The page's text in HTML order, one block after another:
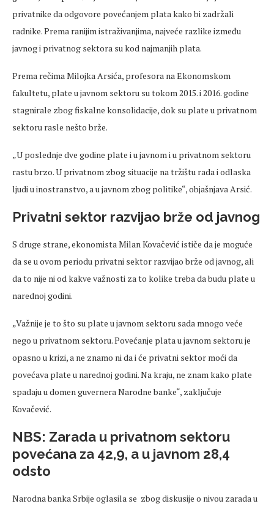
privatnike da odgovore povećanjem plata kako bi zadržali
radnike. Prema ranijim istraživanjima, najveće razlike između
javnog i privatnog sektora su kod najmanjih plata.
Prema rečima Milojka Arsića, profesora na Ekonomskom
fakultetu, plate u javnom sektoru su tokom 2015. i 2016. godine
stagnirale zbog fiskalne konsolidacije, dok su plate u privatnom
sektoru rasle nešto brže.
„U poslednje dve godine plate i u javnom i u privatnom sektoru
rastu brzo. U privatnom zbog situacije na tržištu rada i odlaska
ljudi u inostranstvo, a u javnom zbog politike“, objašnjava Arsić.
Privatni sektor razvijao brže od javnog
S druge strane, ekonomista Milan Kovačević ističe da je moguće
da se u ovom periodu privatni sektor razvijao brže od javnog, ali
da to nije ni od kakve važnosti za to kolike treba da budu plate u
narednoj godini.
„Važnije je to što su plate u javnom sektoru sada mnogo veće
nego u privatnom sektoru. Povećanje plata u javnom sektoru je
opasno u krizi, a ne znamo ni da i će privatni sektor moći da
povećava plate u narednoj godini. Na kraju, ne znam kako plate
spadaju u domen guvernera Narodne banke“, zaključuje
Kovačević.
NBS: Zarada u privatnom sektoru
povećana za 42,9, a u javnom 28,4
odsto
Narodna banka Srbije oglasila se zbog diskusije o nivou zarada u